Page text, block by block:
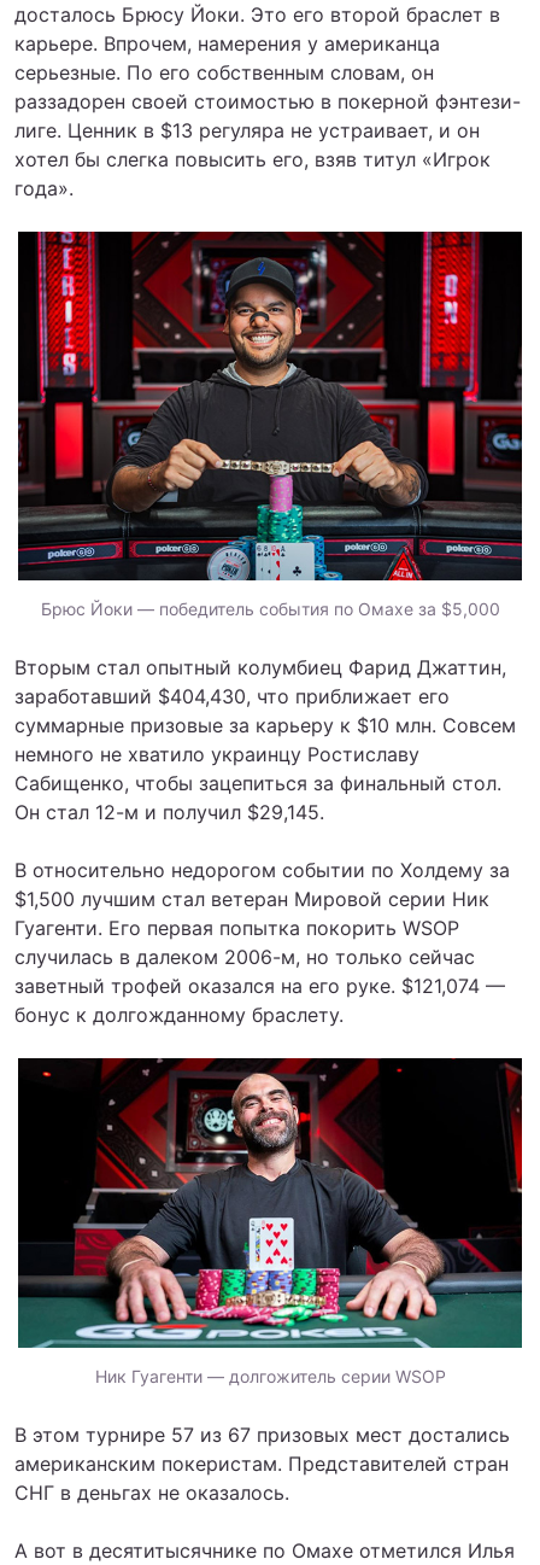
досталось Брюсу Йоки. Это его второй браслет в
карьере. Впрочем, намерения у американца
серьезные. По его собственным словам, он
раззадорен своей стоимостью в покерной фэнтези-
лиге. Ценник в $13 регуляра не устраивает, и он
хотел бы слегка повысить его, взяв титул «Игрок
года».
Брюс Йоки — победитель события по Омахе за $5,000
Вторым стал опытный колумбиец Фарид Джаттин,
заработавший $404,430, что приближает его
суммарные призовые за карьеру к $10 млн. Совсем
немного не хватило украинцу Ростиславу
Сабищенко, чтобы зацепиться за финальный стол.
Он стал 12-м и получил $29,145.
В относительно недорогом событии по Холдему за
$1,500 лучшим стал ветеран Мировой серии Ник
Гуагенти. Его первая попытка покорить WSOP
случилась в далеком 2006-м, но только сейчас
заветный трофей оказался на его руке. $121,074 —
бонус к долгожданному браслету.
Ник Гуагенти — долгожитель серии WSOP
В этом турнире 57 из 67 призовых мест достались
американским покеристам. Представителей стран
СНГ в деньгах не оказалось.
А вот в десятитысячнике по Омахе отметился Илья